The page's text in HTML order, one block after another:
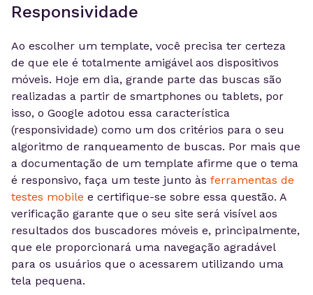
Responsividade
Ao escolher um template, você precisa ter certeza
de que ele é totalmente amigável aos dispositivos
móveis. Hoje em dia, grande parte das buscas são
realizadas a partir de smartphones ou tablets, por
isso, o Google adotou essa característica
(responsividade) como um dos critérios para o seu
algoritmo de ranqueamento de buscas. Por mais que
a documentação de um template afirme que o tema
é responsivo, faça um teste junto às ferramentas de
testes mobile e certifique-se sobre essa questão. A
verificação garante que o seu site será visível aos
resultados dos buscadores móveis e, principalmente,
que ele proporcionará uma navegação agradável
para os usuários que o acessarem utilizando uma
tela pequena.